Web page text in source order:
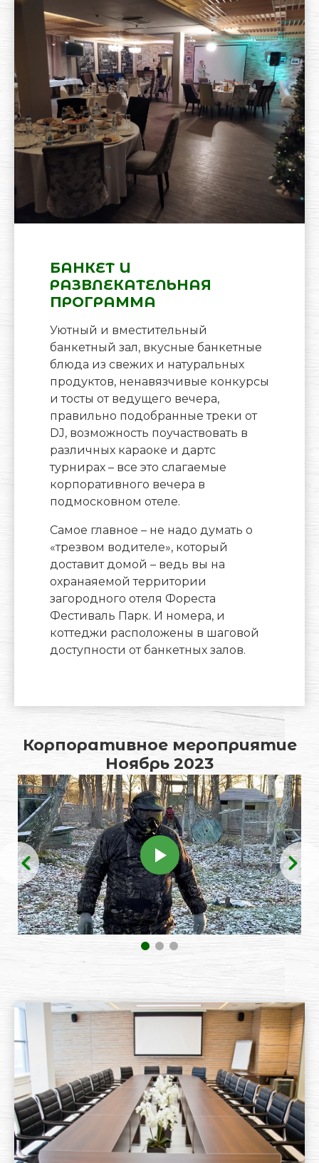
БАНКЕТ И
РАЗВЛЕКАТЕЛЬНАЯ
ПРОГРАММА
Уютный и вместительный
банкетный зал, вкусные банкетные
блюда из свежих и натуральных
продуктов, ненавязчивые конкурсы
и тосты от ведущего вечера,
правильно подобранные треки от
DJ, возможность поучаствовать в
различных караоке и дартс
турнирах – все это слагаемые
корпоративного вечера в
подмосковном отеле.
Самое главное – не надо думать о
«трезвом водителе», который
доставит домой – ведь вы на
охранаяемой территории
загородного отеля Фореста
Фестиваль Парк. И номера, и
коттеджи расположены в шаговой
доступности от банкетных залов.
Корпоративное мероприятие
Ноябрь 2023
1 2 3